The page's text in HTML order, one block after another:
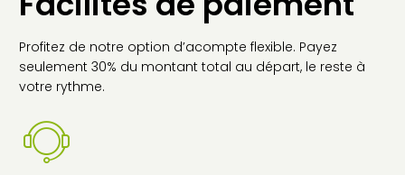
Profitez de notre option d’acompte flexible. Payez
seulement 30% du montant total au départ, le reste à
votre rythme.